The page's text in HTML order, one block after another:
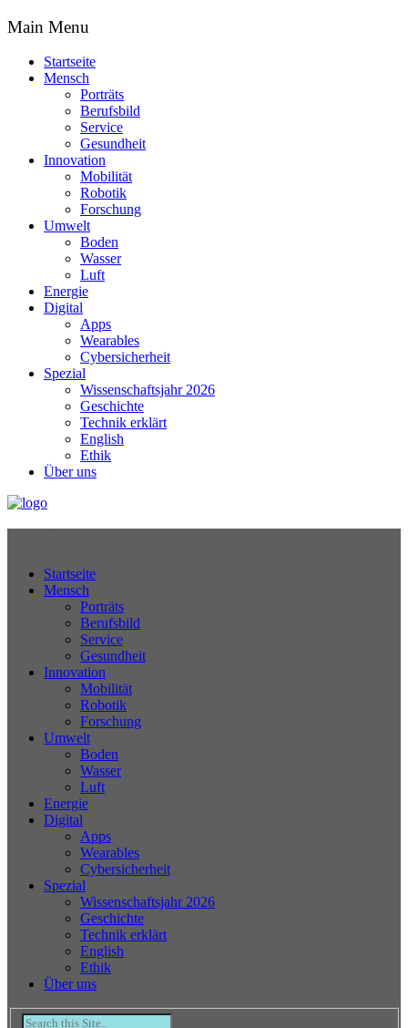
Main Menu
Startseite
Mensch
Porträts
Berufsbild
Service
Gesundheit
Innovation
Mobilität
Robotik
Forschung
Umwelt
Boden
Wasser
Luft
Energie
Digital
Apps
Wearables
Cybersicherheit
Spezial
Wissenschaftsjahr 2026
Geschichte
Technik erklärt
English
Ethik
Über uns
Startseite
Mensch
Porträts
Berufsbild
Service
Gesundheit
Innovation
Mobilität
Robotik
Forschung
Umwelt
Boden
Wasser
Luft
Energie
Digital
Apps
Wearables
Cybersicherheit
Spezial
Wissenschaftsjahr 2026
Geschichte
Technik erklärt
English
Ethik
Über uns